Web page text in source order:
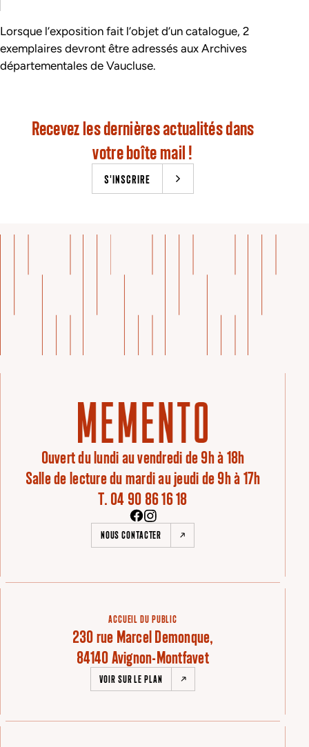
Lorsque l’exposition fait l’objet d’un catalogue, 2
exemplaires devront être adressés aux Archives
départementales de Vaucluse.
Recevez les dernières actualités dans
votre boîte mail !
S'INSCRIRE
Ouvert du lundi au vendredi de 9h à 18h
Salle de lecture du mardi au jeudi de 9h à 17h
T. 04 90 86 16 18
NOUS CONTACTER
ACCUEIL DU PUBLIC
230 rue Marcel Demonque,
84140 Avignon-Montfavet
VOIR SUR LE PLAN